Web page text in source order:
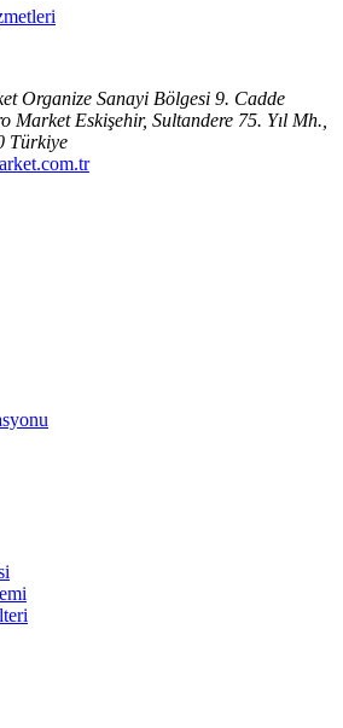
Organize Sanayi Bölgesi 9. Cadde
Market Eskişehir, Sultandere 75. Yıl Mh.,
Türkiye